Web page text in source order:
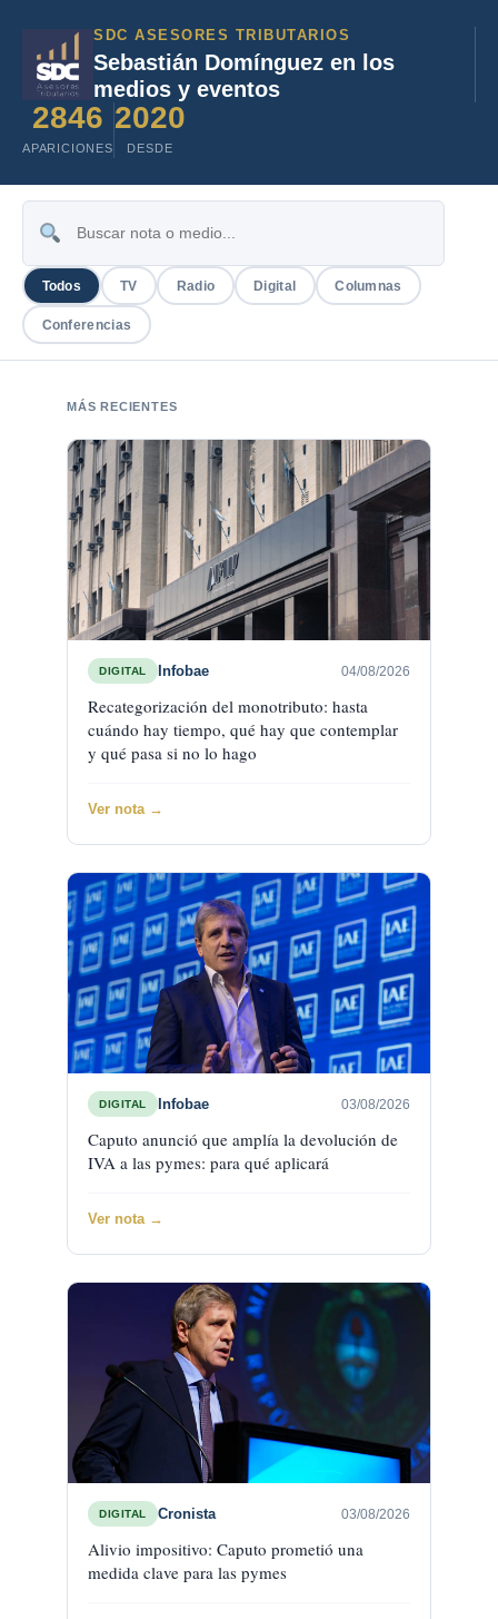
SDC ASESORES TRIBUTARIOS
Sebastián Domínguez en los
medios y eventos
2846
APARICIONES
2020
DESDE
Todos TV Radio Digital Columnas
Conferencias
MÁS RECIENTES
DIGITAL Infobae 04/08/2026
Recategorización del monotributo: hasta
cuándo hay tiempo, qué hay que contemplar
y qué pasa si no lo hago
Ver nota →
DIGITAL Infobae 03/08/2026
Caputo anunció que amplía la devolución de
IVA a las pymes: para qué aplicará
Ver nota →
DIGITAL Cronista 03/08/2026
Alivio impositivo: Caputo prometió una
medida clave para las pymes